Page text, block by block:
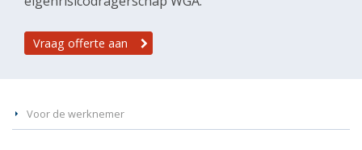
Vraag offerte aan
Voor de werknemer